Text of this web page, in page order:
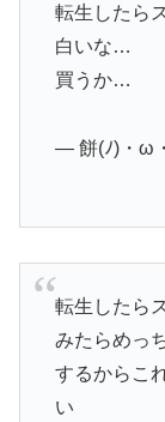
転生したら
白いな…
買うか…
— 餅(ﾉ)・ω
転生したら
みたらめっ
するからこ
い